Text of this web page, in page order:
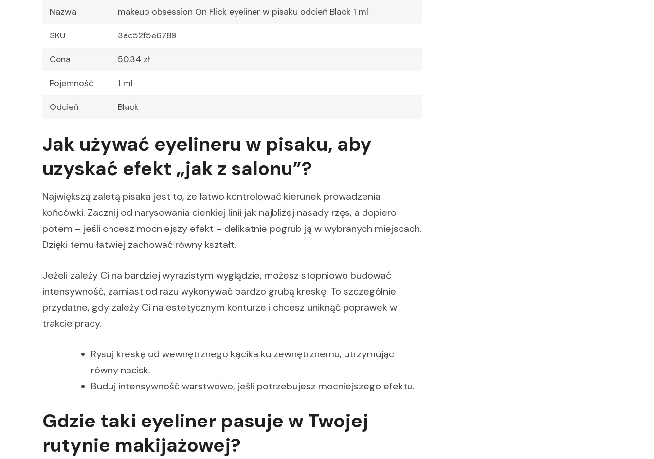
Nazwa makeup obsession On Flick eyeliner w pisaku odcień Black 1 ml
SKU 3ac52f5e6789
Cena 50.34 zł
Pojemność 1 ml
Odcień Black
Jak używać eyelineru w pisaku, aby
uzyskać efekt „jak z salonu”?
Największą zaletą pisaka jest to, że łatwo kontrolować kierunek prowadzenia
końcówki. Zacznij od narysowania cienkiej linii jak najbliżej nasady rzęs, a dopiero
potem – jeśli chcesz mocniejszy efekt – delikatnie pogrub ją w wybranych miejscach.
Dzięki temu łatwiej zachować równy kształt.
Jeżeli zależy Ci na bardziej wyrazistym wyglądzie, możesz stopniowo budować
intensywność, zamiast od razu wykonywać bardzo grubą kreskę. To szczególnie
przydatne, gdy zależy Ci na estetycznym konturze i chcesz uniknąć poprawek w
trakcie pracy.
Rysuj kreskę od wewnętrznego kącika ku zewnętrznemu, utrzymując
równy nacisk.
Buduj intensywność warstwowo, jeśli potrzebujesz mocniejszego efektu.
Gdzie taki eyeliner pasuje w Twojej
rutynie makijażowej?